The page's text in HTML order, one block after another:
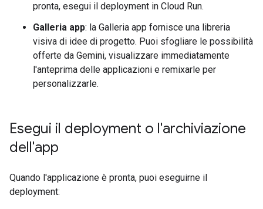
pronta, esegui il deployment in Cloud Run.
Galleria app: la Galleria app fornisce una libreria
visiva di idee di progetto. Puoi sfogliare le possibilità
offerte da Gemini, visualizzare immediatamente
l'anteprima delle applicazioni e remixarle per
personalizzarle.
Esegui il deployment o l'archiviazione
dell'app
Quando l'applicazione è pronta, puoi eseguirne il
deployment: